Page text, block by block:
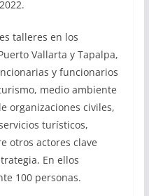
talleres en los
Vallarta y Tapalpa,
y funcionarios
medio ambiente
organizaciones civiles,
turísticos,
otros actores clave
En ellos
100 personas.